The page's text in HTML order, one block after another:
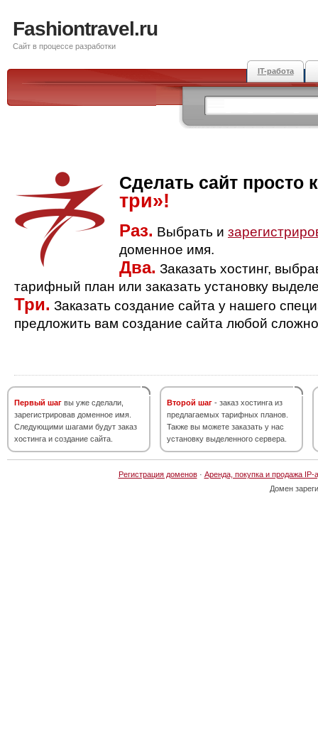
Fashiontravel.ru
Сайт в процессе разработки
IT-работа
Сделать сайт просто
три»!
Раз. Выбрать и
доменное имя.
Два. Заказать хостинг,
тарифный план или заказать установку
Три. Заказать создание сайта у нашего
предложить вам создание сайта любой
Первый шаг вы уже сделали,
зарегистрировав доменное имя.
Следующими шагами будут заказ
хостинга и создание сайта.
Второй шаг - заказ хостинга из
предлагаемых тарифных планов.
Также вы можете заказать у нас
установку выделенного сервера.
Регистрация доменов· Аренда, покупка и продажа IP-
Домен